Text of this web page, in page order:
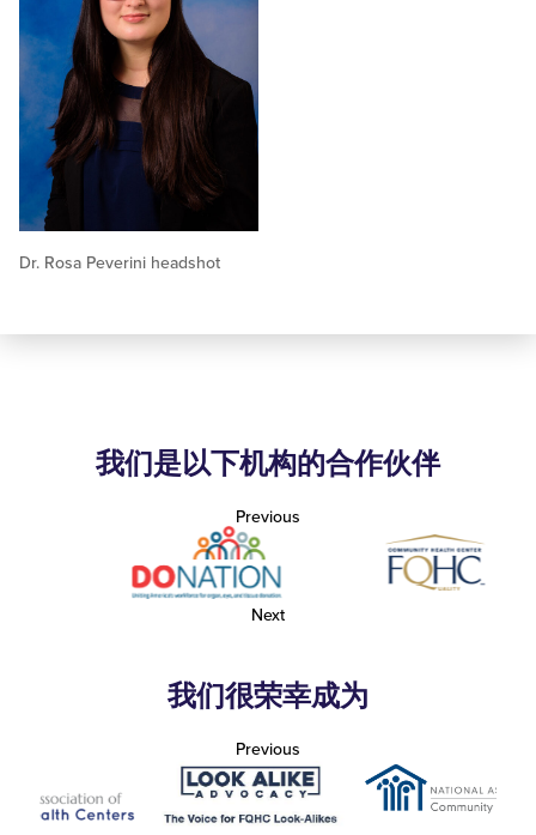
Dr. Rosa Peverini headshot
我们是以下机构的合作伙伴
Previous
Next
我们很荣幸成为
Previous